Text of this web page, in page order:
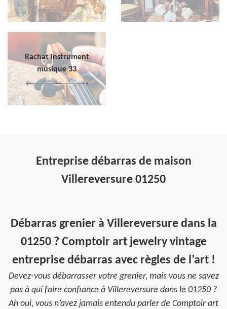
Rachat instrument
musique 33
Entreprise débarras de maison
Villereversure 01250
Débarras grenier à Villereversure dans la
01250 ? Comptoir art jewelry vintage
entreprise débarras avec règles de l’art !
Devez-vous débarrasser votre grenier, mais vous ne savez
pas à qui faire confiance à Villereversure dans le 01250 ?
Ah oui, vous n’avez jamais entendu parler de Comptoir art